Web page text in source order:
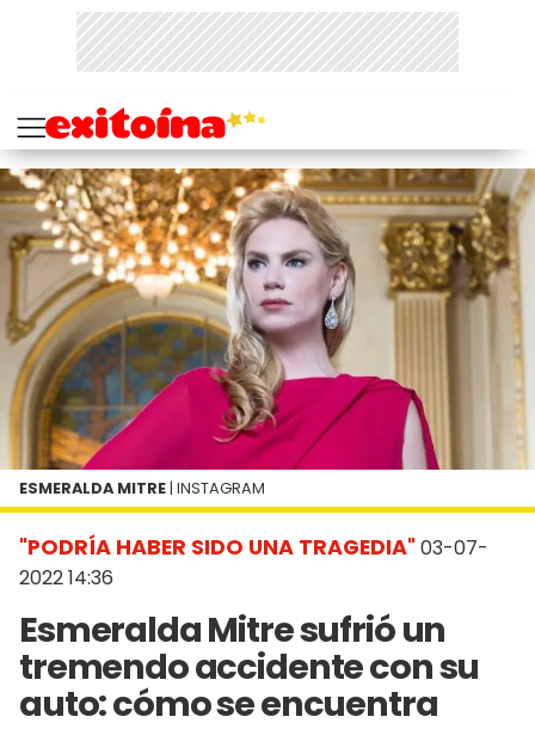
"PODRÍA HABER SIDO UNA TRAGEDIA"03-07-
2022 14:36
Esmeralda Mitre sufrió un
tremendo accidente con su
auto: cómo se encuentra
ESMERALDA MITRE | INSTAGRAM